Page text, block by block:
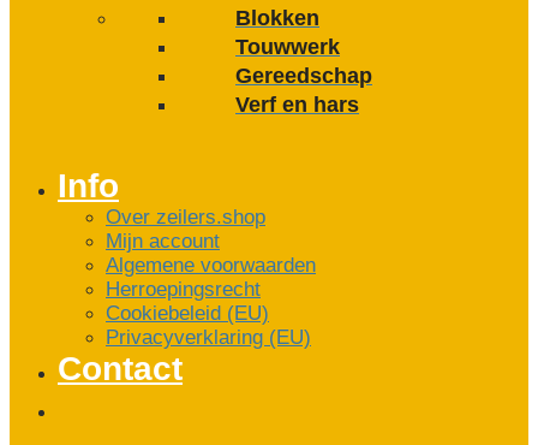
Blokken
Touwwerk
Gereedschap
Verf en hars
Info
Over zeilers.shop
Mijn account
Algemene voorwaarden
Herroepingsrecht
Cookiebeleid (EU)
Privacyverklaring (EU)
Contact